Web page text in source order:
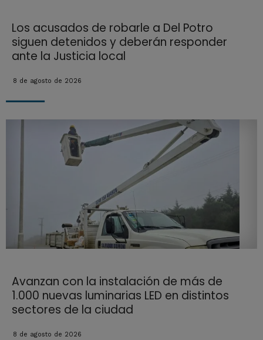
Los acusados de robarle a Del Potro
siguen detenidos y deberán responder
ante la Justicia local
8 de agosto de 2026
Avanzan con la instalación de más de
1.000 nuevas luminarias LED en distintos
sectores de la ciudad
8 de agosto de 2026